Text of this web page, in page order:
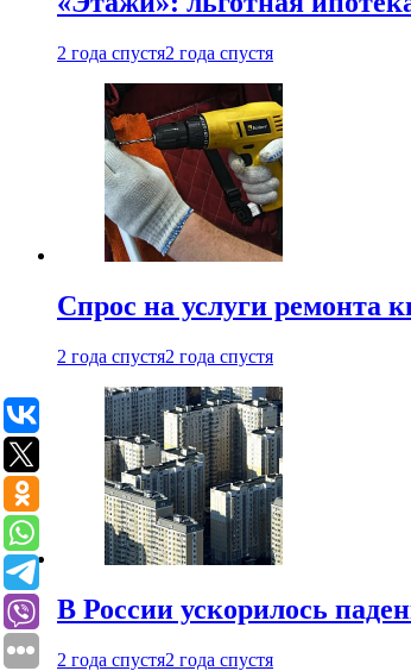
2 года спустя2 года спустя
Спрос на услуги ремонта
2 года спустя2 года спустя
В России ускорилось
2 года спустя2 года спустя